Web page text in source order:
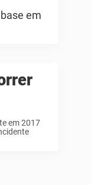
em
em 2017